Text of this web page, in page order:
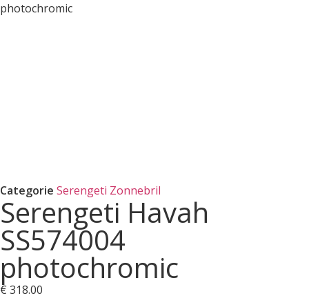
photochromic
Categorie Serengeti Zonnebril
Serengeti Havah
SS574004
photochromic
€ 318.00